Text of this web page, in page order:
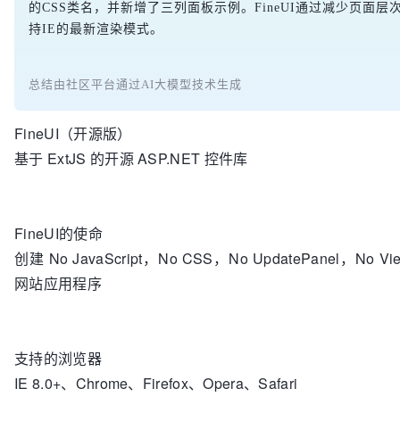
的CSS类名，并新增了三列面板示例。FineUI通过减少页面层
持IE的最新渲染模式。
总结由社区平台通过AI大模型技术生成
FineUI（开源版）
基于 ExtJS 的开源 ASP.NET 控件库
FineUI的使命
创建 No JavaScript，No CSS，No UpdatePanel，No
网站应用程序
支持的浏览器
IE 8.0+、Chrome、Firefox、Opera、Safari